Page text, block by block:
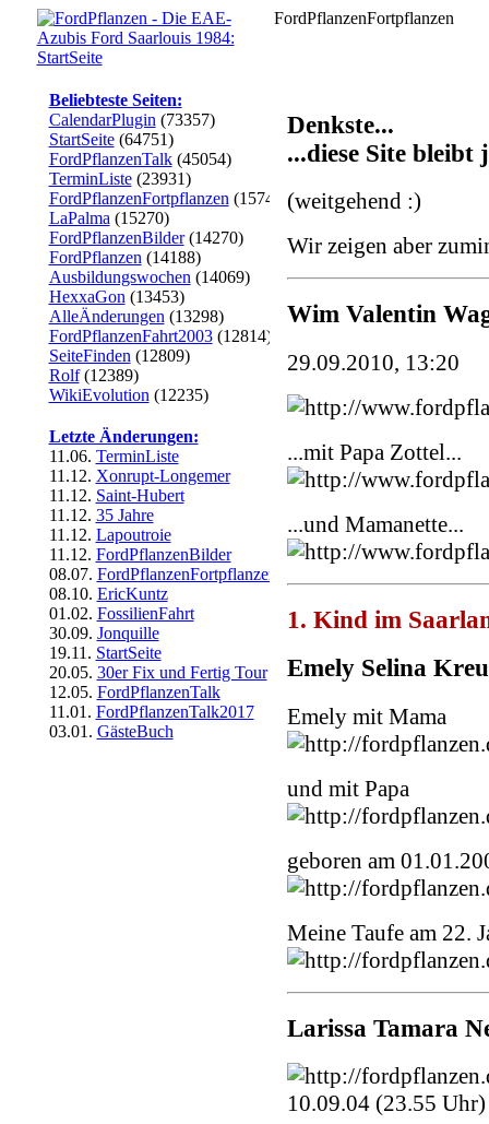
FordPflanzenFortpflanzen
Beliebteste Seiten:
CalendarPlugin (73357)
StartSeite(64751)
FordPflanzenTalk(45054)
TerminListe(23931)
FordPflanzenFortpflanzen (15747)
LaPalma (15270)
FordPflanzenBilder(14270)
FordPflanzen (14188)
Ausbildungswochen (14069)
HexxaGon (13453)
AlleÄnderungen (13298)
FordPflanzenFahrt2003(12814)
SeiteFinden (12809)
Rolf(12389)
WikiEvolution (12235)
Letzte Änderungen:
11.06. TerminListe
11.12. Xonrupt-Longemer
11.12. Saint-Hubert
11.12. 35 Jahre
11.12. Lapoutroie
11.12. FordPflanzenBilder
08.07. FordPflanzenFortpflanzen
08.10. EricKuntz
01.02. FossilienFahrt
30.09. Jonquille
19.11. StartSeite
20.05. 30er Fix und Fertig Tour
12.05. FordPflanzenTalk
11.01. FordPflanzenTalk2017
03.01. GästeBuch
Denkste...
...diese Site bleibt
(weitgehend :)
Wir zeigen aber
Wim Valentin
29.09.2010, 13:20
...mit Papa Zottel...
...und Mamanette...
1. Kind im
Emely Selina
Emely mit Mama
und mit Papa
geboren am
Meine Taufe am 22.
Larissa Tamara
10.09.04 (23.55 Uhr)